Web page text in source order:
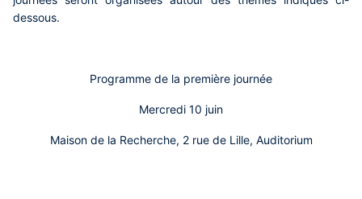
dessous.
Programme de la première journée
Mercredi 10 juin
Maison de la Recherche, 2 rue de Lille, Auditorium